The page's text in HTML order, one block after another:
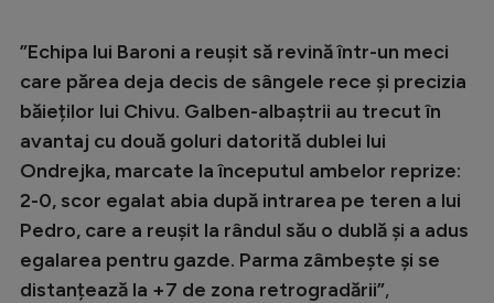
”Echipa lui Baroni a reușit să revină într-un meci
care părea deja decis de sângele rece și precizia
băieților lui Chivu. Galben-albaștrii au trecut în
avantaj cu două goluri datorită dublei lui
Ondrejka, marcate la începutul ambelor reprize:
2-0, scor egalat abia după intrarea pe teren a lui
Pedro, care a reușit la rândul său o dublă și a adus
egalarea pentru gazde. Parma zâmbește și se
distanțează la +7 de zona retrogradării”,